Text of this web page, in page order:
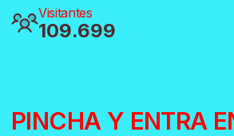
Visitantes
109.699
PINCHA Y ENTRA